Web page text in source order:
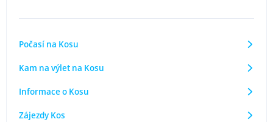
Počasí na Kosu
Kam na výlet na Kosu
Informace o Kosu
Zájezdy Kos